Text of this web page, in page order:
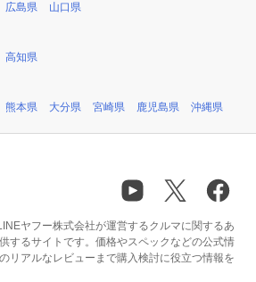
広島県 山口県
高知県
熊本県 大分県 宮崎県 鹿児島県 沖縄県
ヤフー株式会社が運営するクルマに関するあ
するサイトです。価格やスペックなどの公式情
リアルなレビューまで購入検討に役立つ情報を